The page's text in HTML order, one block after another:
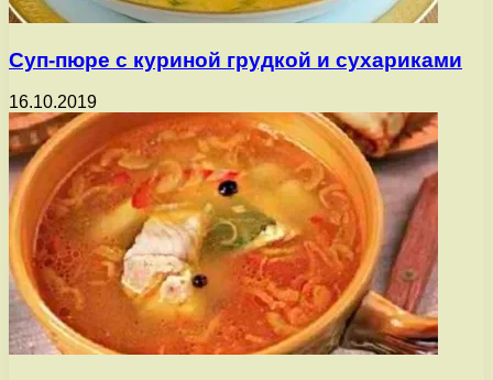
Суп-пюре с куриной грудкой и сухариками
16.10.2019